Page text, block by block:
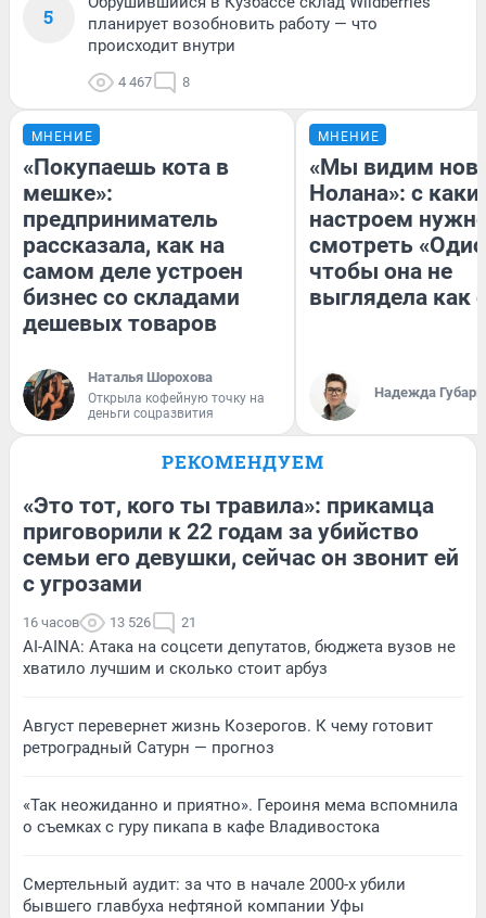
5
планирует возобновить работу — что
происходит внутри
4 467 8
МНЕНИЕ
«Покупаешь кота в
мешке»:
предприниматель
рассказала, как на
самом деле устроен
бизнес со складами
дешевых товаров
Наталья Шорохова
Открыла кофейную точку на
деньги соцразвития
МНЕНИЕ
«Мы видим
Нолана»: с
настроем
смотреть
чтобы она не
выглядела как
Надежда Губарь
РЕКОМЕНДУЕМ
«Это тот, кого ты травила»: прикамца
приговорили к 22 годам за убийство
семьи его девушки, сейчас он звонит ей
с угрозами
16 часов 13 526 21
AI-AINA: Атака на соцсети депутатов, бюджета вузов не
хватило лучшим и сколько стоит арбуз
Август перевернет жизнь Козерогов. К чему готовит
ретроградный Сатурн — прогноз
«Так неожиданно и приятно». Героиня мема вспомнила
о съемках с гуру пикапа в кафе Владивостока
Смертельный аудит: за что в начале 2000-х убили
бывшего главбуха нефтяной компании Уфы